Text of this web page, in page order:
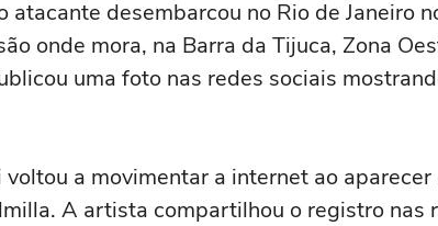
atacante desembarcou no Rio de Janeiro
onde mora, na Barra da Tijuca, Zona
uma foto nas redes sociais
a movimentar a internet ao
A artista compartilhou o registro nas